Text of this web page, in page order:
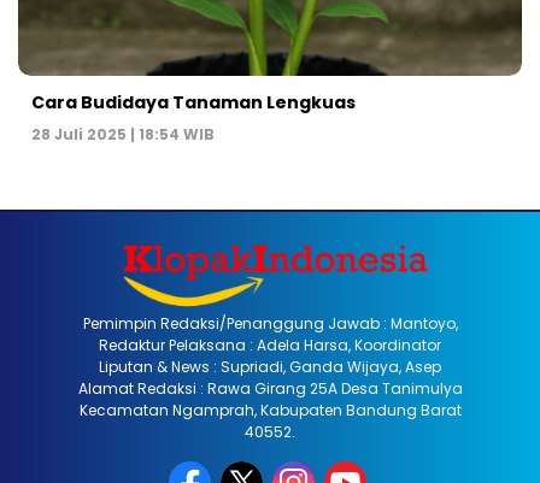
Cara Budidaya Tanaman Lengkuas
28 Juli 2025 | 18:54 WIB
Pemimpin Redaksi/Penanggung Jawab : Mantoyo,
Redaktur Pelaksana : Adela Harsa, Koordinator
Liputan & News : Supriadi, Ganda Wijaya, Asep
Alamat Redaksi : Rawa Girang 25A Desa Tanimulya
Kecamatan Ngamprah, Kabupaten Bandung Barat
40552.